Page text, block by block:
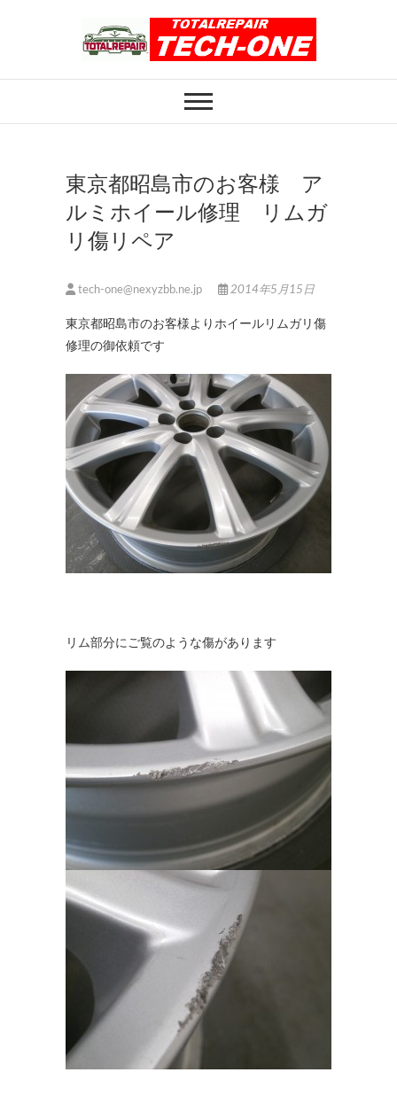
ホイール修理のト
ータルリペアテッ
クワン
東京都昭島市のお客様 ア
ルミホイール修理 リムガ
リ傷リペア
tech-one@nexyzbb.ne.jp 2014年5月15日
東京都昭島市のお客様よりホイールリムガリ傷
修理の御依頼です
リム部分にご覧のような傷があります